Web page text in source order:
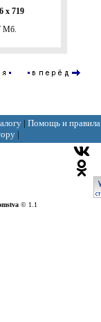
х 719
Мб.
| Помощь и правила
|
© 1.1